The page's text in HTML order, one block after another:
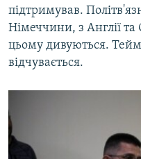
підтримував.
Німеччини, з Англії
цьому дивуються.
відчувається.